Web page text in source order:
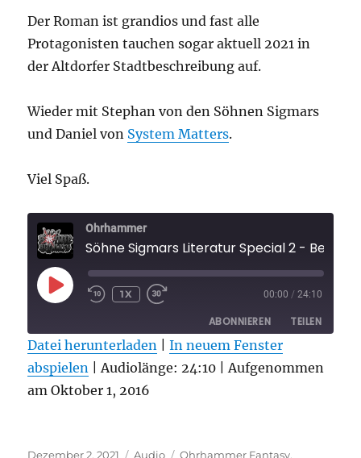
Der Roman ist grandios und fast alle
Protagonisten tauchen sogar aktuell 2021 in
der Altdorfer Stadtbeschreibung auf.
Wieder mit Stephan von den Söhnen Sigmars
und Daniel von System Matters.
Viel Spaß.
Ohrhammer
PLAY
EPISODE
1X 00:00 / 24:10
ABONNIEREN TEILEN
RSS FEED
TEILEN
LINK
Datei herunterladen |In neuem Fenster
abspielen |Audiolänge: 24:10 |Aufgenommen
am Oktober 1, 2016
Veröffentlicht
Dezember 2, 2021 Format
Audio Kategorien
Ohrhammer Fantasy,